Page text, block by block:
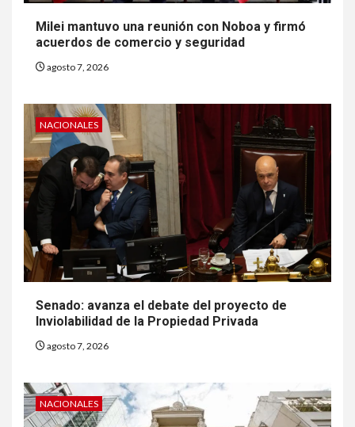
Milei mantuvo una reunión con Noboa y firmó
acuerdos de comercio y seguridad
agosto 7, 2026
NACIONALES
Senado: avanza el debate del proyecto de
Inviolabilidad de la Propiedad Privada
agosto 7, 2026
NACIONALES